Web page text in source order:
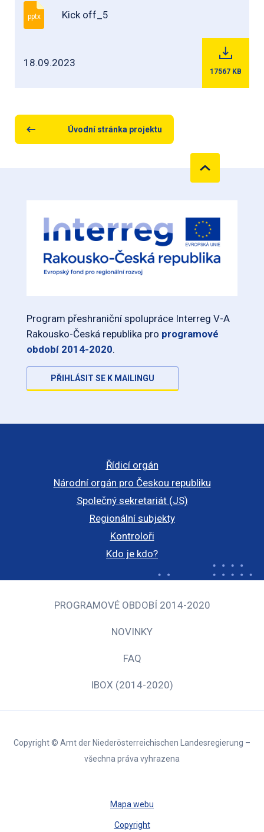
pptx Kick off_5
18.09.2023
17567 KB
Úvodní stránka projektu
Program přeshraniční spolupráce Interreg V-A
Rakousko-Česká republika pro programové
období 2014-2020.
PŘIHLÁSIT SE K MAILINGU
Řídicí orgán
Národní orgán pro Českou republiku
Společný sekretariát (JS)
Regionální subjekty
Kontroloři
Kdo je kdo?
PROGRAMOVÉ OBDOBÍ 2014-2020
NOVINKY
FAQ
IBOX (2014-2020)
Copyright © Amt der Niederösterreichischen Landesregierung –
všechna práva vyhrazena
Mapa webu
Copyright